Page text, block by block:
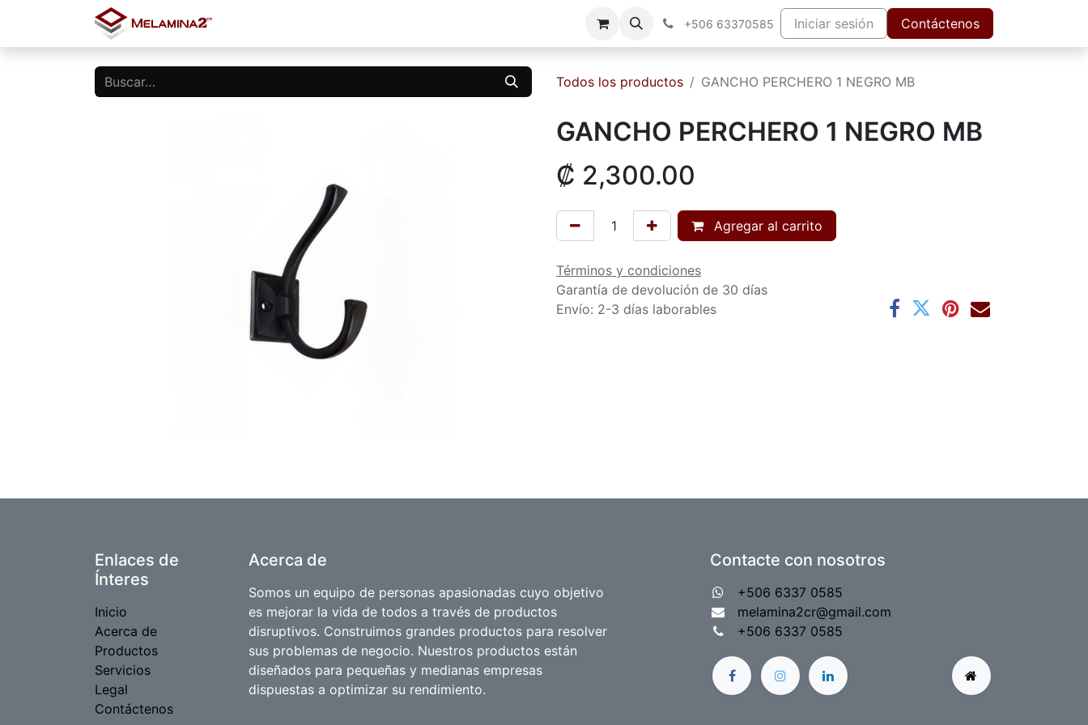
+506 63370585 Iniciar sesión Contáctenos
Todos los productos GANCHO PERCHERO 1 NEGRO MB
GANCHO PERCHERO 1 NEGRO MB
₡ 2,300.00
Agregar al carrito
Términos y condiciones
Garantía de devolución de 30 días
Envío: 2-3 días laborables
Enlaces de
Ínteres
Inicio
Acerca de
Productos
Servicios
Legal
Contáctenos
Acerca de
Somos un equipo de personas apasionadas cuyo objetivo
es mejorar la vida de todos a través de productos
disruptivos. Construimos grandes productos para resolver
sus problemas de negocio. Nuestros productos están
diseñados para pequeñas y medianas empresas
dispuestas a optimizar su rendimiento.
Contacte con nosotros
+506 6337 0585
melamina2cr@gmail.com
+506 6337 0585